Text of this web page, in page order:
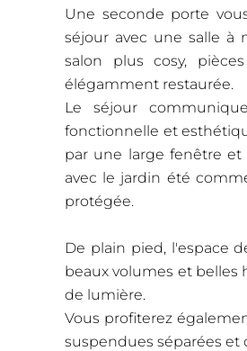
Une seconde porte
séjour avec une salle à
salon plus cosy,
élégamment restaurée.
Le séjour
fonctionnelle et
par une large fenêtre
avec le jardin été
protégée.
De plain pied, l'espace
beaux volumes et belles
de lumière.
Vous profiterez
suspendues séparées et